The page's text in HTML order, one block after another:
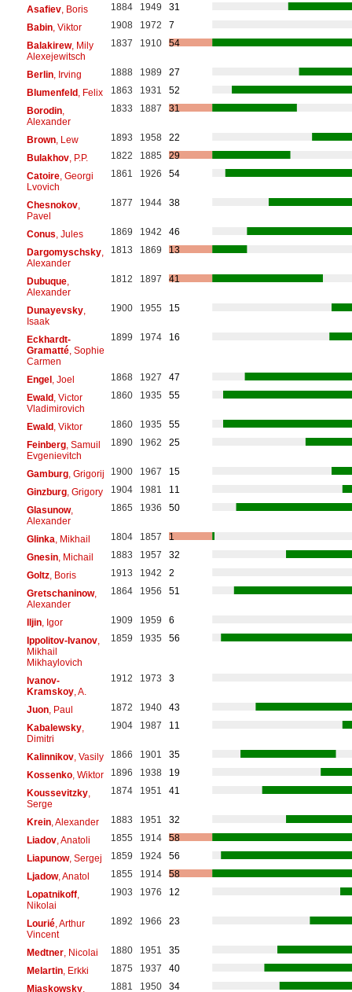
Asafiev, Boris 1884 1949
31
Babin, Viktor 1908 1972
7
Balakirew, Mily
Alexejewitsch
1837 1910 54
Berlin, Irving 1888 1989
27
Blumenfeld, Felix 1863 1931
52
Borodin,
Alexander
1833 1887 31
Brown, Lew 1893 1958
22
Bulakhov, P.P. 1822 1885
29
Catoire, Georgi
Lvovich
1861 1926 54
Chesnokov,
Pavel
1877 1944 38
Conus , Jules 1869 1942
46
Dargomyschsky,
Alexander
1813 1869 13
Dubuque,
Alexander
1812 1897 41
Dunayevsky,
Isaak
1900 1955 15
Eckhardt-
Gramatté, Sophie
Carmen
1899 1974 16
Engel, Joel 1868 1927
47
Ewald, Victor
Vladimirovich
1860 1935 55
Ewald, Viktor 1860 1935
55
Feinberg, Samuil
Evgenievitch
1890 1962 25
Gamburg, Grigorij 1900 1967
15
Ginzburg, Grigory 1904 1981
11
Glasunow,
Alexander
1865 1936 50
Glinka , Mikhail 1804 1857
1
Gnesin, Michail 1883 1957
32
Goltz, Boris 1913 1942
2
Gretschaninow,
Alexander
1864 1956 51
Iljin, Igor 1909 1959
6
Ippolitov-Ivanov,
Mikhail
Mikhaylovich
1859 1935 56
Ivanov-
Kramskoy, A.
1912 1973 3
Juon, Paul 1872 1940
43
Kabalewsky,
Dimitri
1904 1987 11
Kalinnikov, Vasily 1866 1901
35
Kossenko, Wiktor 1896 1938
19
Koussevitzky,
Serge
1874 1951 41
Krein, Alexander 1883 1951
32
Liadov, Anatoli 1855 1914
58
Liapunow, Sergej 1859 1924
56
Ljadow, Anatol 1855 1914
58
Lopatnikoff,
Nikolai
1903 1976 12
Lourié, Arthur
Vincent
1892 1966 23
Medtner, Nicolai 1880 1951
35
Melartin, Erkki 1875 1937
40
Miaskowsky, 1881 1950 34